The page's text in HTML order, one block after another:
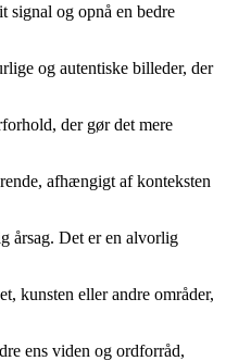
signal og opnå en bedre
og autentiske billeder, der
der gør det mere
afhængigt af konteksten
årsag. Det er en alvorlig
kunsten eller andre områder,
ens viden og ordforråd,